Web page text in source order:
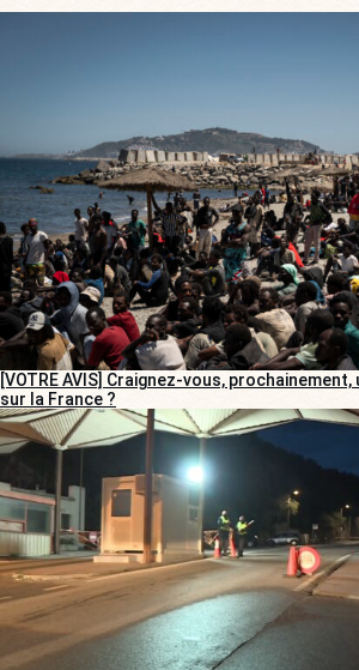
[VOTRE AVIS] Craignez-vous,
sur la France ?